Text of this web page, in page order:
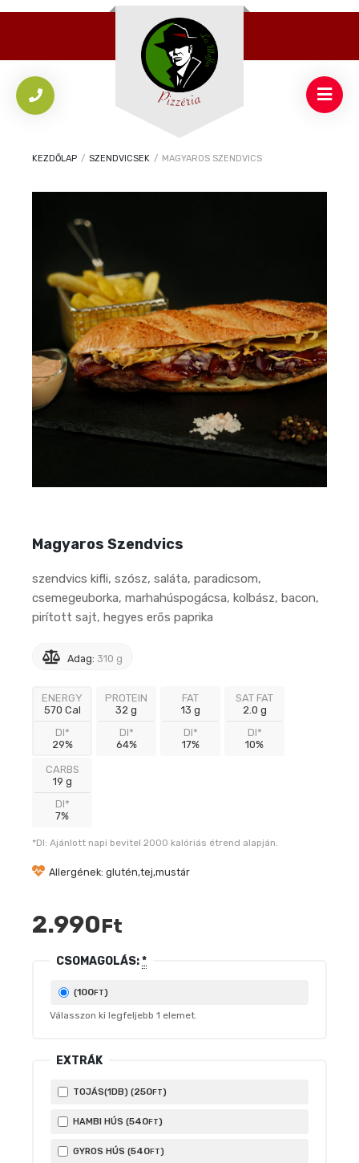
KEZDŐLAP / SZENDVICSEK / MAGYAROS SZENDVICS
Magyaros Szendvics
szendvics kifli, szósz, saláta, paradicsom,
csemegeuborka, marhahúspogácsa, kolbász, bacon,
pirított sajt, hegyes erős paprika
Adag: 310 g
ENERGY
570 Cal
DI*
29%
PROTEIN
32 g
DI*
64%
FAT
13 g
DI*
17%
SAT FAT
2.0 g
DI*
10%
CARBS
19 g
DI*
7%
*DI: Ajánlott napi bevitel 2000 kalóriás étrend alapján.
Allergének: glutén,tej,mustár
2.990Ft
CSOMAGOLÁS:*
(100FT)
Válasszon ki legfeljebb 1 elemet.
EXTRÁK
TOJÁS(1DB) (250FT)
HAMBI HÚS (540FT)
GYROS HÚS (540FT)